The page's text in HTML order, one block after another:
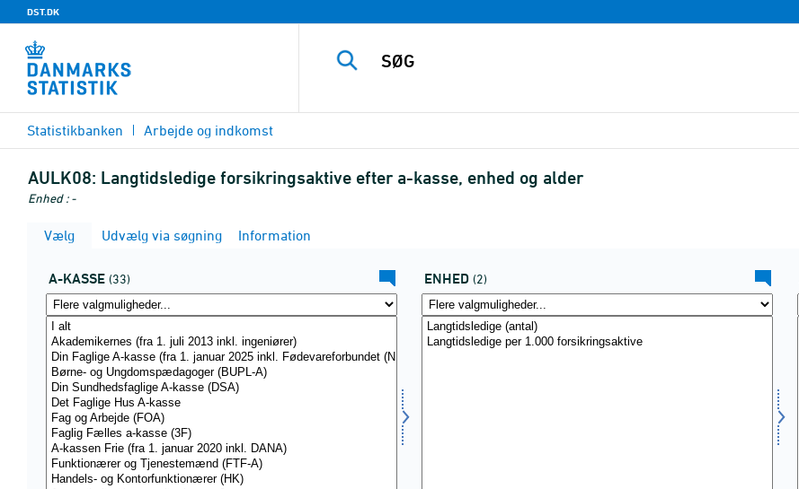
DST.DK
Statistikbanken Arbejde og indkomst
AULK08: Langtidsledige forsikringsaktive efter a-kasse, enhed og alder
Enhed : -
Vælg Udvælg via søgning Information
A-KASSE (33) ENHED (2)